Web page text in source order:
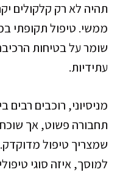
תהיה לא רק קלקולים
ממשי. טיפול תקופתי
שומר על בטיחות
עתידיות.
מניסיוני, רוכבים
תחבורה פשוט, אך
שמצריך טיפול
למוסך, איזה סוגי